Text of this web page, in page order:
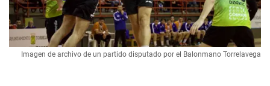
Imagen de archivo de un partido disputado por el Balonmano Torrelavega